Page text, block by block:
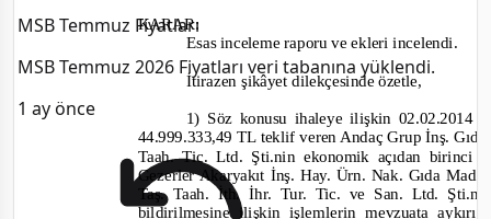
MSB Temmuz Fiyatları
MSB Temmuz 2026 Fiyatları veri tabanına yüklendi.
1 ay önce
KARAR:
Esas inceleme raporu ve ekleri incelendi.
İtirazen şikâyet dilekçesinde özetle,
1) Söz konusu ihaleye ilişkin 02.02.2014
44.999.333,49 TL teklif veren Andaç Grup İnş.
Taah. Tic. Ltd. Şti.nin ekonomik açıdan birinci
Gezerler Akaryakıt İnş. Hay. Ürn. Nak. Gıda
Taş. Taah. İth. İhr. Tur. Tic. ve San. Ltd.
bildirilmesine ilişkin işlemlerin mevzuata